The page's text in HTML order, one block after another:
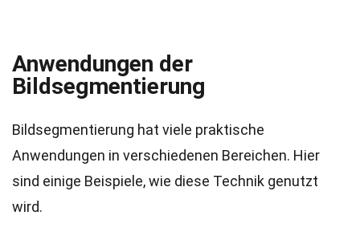
Anwendungen der
Bildsegmentierung
Bildsegmentierung hat viele praktische
Anwendungen in verschiedenen Bereichen. Hier
sind einige Beispiele, wie diese Technik genutzt
wird.